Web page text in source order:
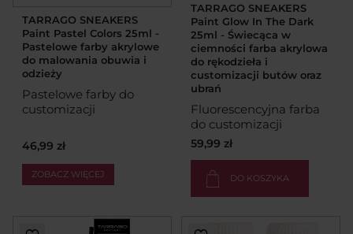
TARRAGO SNEAKERS
Paint Pastel Colors 25ml -
Pastelowe farby akrylowe
do malowania obuwia i
odzieży
Pastelowe farby do
customizacji
46,99 zł
ZOBACZ WIĘCEJ
TARRAGO SNEAKERS
Paint Glow In The Dark
25ml - Świecąca w
ciemności farba akrylowa
do rękodzieła i
customizacji butów oraz
ubrań
Fluorescencyjna farba
do customizacji
59,99 zł
DO KOSZYKA